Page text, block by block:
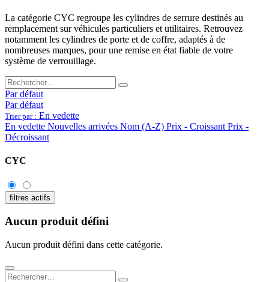
La catégorie CYC regroupe les cylindres de serrure destinés au
remplacement sur véhicules particuliers et utilitaires. Retrouvez
notamment les cylindres de porte et de coffre, adaptés à de
nombreuses marques, pour une remise en état fiable de votre
système de verrouillage.
Par défaut
Par défaut
Trier par : En vedette
En vedette Nouvelles arrivées Nom (A-Z) Prix - Croissant Prix -
Décroissant
CYC
filtres actifs
Aucun produit défini
Aucun produit défini dans cette catégorie.